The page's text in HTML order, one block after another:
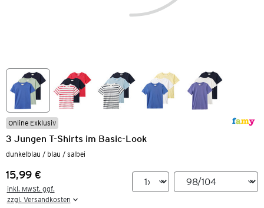
Online Exklusiv
3 Jungen T-Shirts im Basic-Look
dunkelblau / blau / salbei
Preis:
15,99 €
inkl. MwSt. ggf.
zzgl. Versandkosten